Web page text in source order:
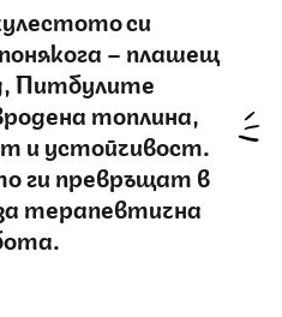
си
– плашещ
Питбулите
топлина,
и устойчивост.
ги превръщат в
терапевтична